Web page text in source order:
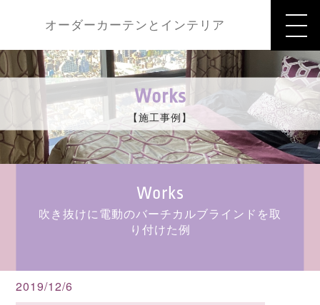
オーダーカーテンとインテリア
Works
【施工事例】
Works
吹き抜けに電動のバーチカルブラインドを取
り付けた例
2019/12/6